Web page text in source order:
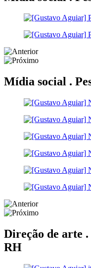
Mídia social .
Direção de arte
RH